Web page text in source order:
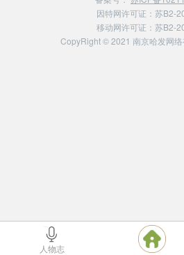
因特网许可证：苏B2-
移动网许可证：苏B2-
CopyRight © 2021 南京哈发网
人物志